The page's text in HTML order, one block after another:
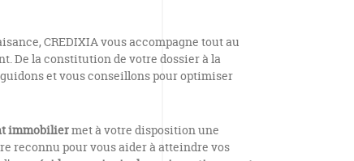
CREDIXIA vous accompagne tout au
De la constitution de votre dossier à la
et vous conseillons pour optimiser
immobiliermet à votre disposition une
reconnu pour vous aider à atteindre vos